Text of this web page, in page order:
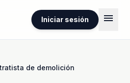
Iniciar sesión menu
de demolición